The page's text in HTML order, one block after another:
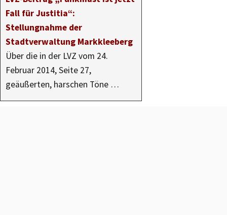
Fall für Justitia“:
Stellungnahme der
Stadtverwaltung Markkleeberg
Über die in der LVZ vom 24.
Februar 2014, Seite 27,
geäußerten, harschen Töne …